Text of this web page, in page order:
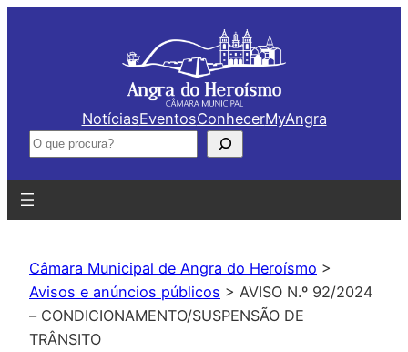
NotíciasEventosConhecerMyAngra
Pesquisar
Câmara Municipal de Angra do Heroísmo >
Avisos e anúncios públicos > AVISO N.º 92/2024
– CONDICIONAMENTO/SUSPENSÃO DE
TRÂNSITO